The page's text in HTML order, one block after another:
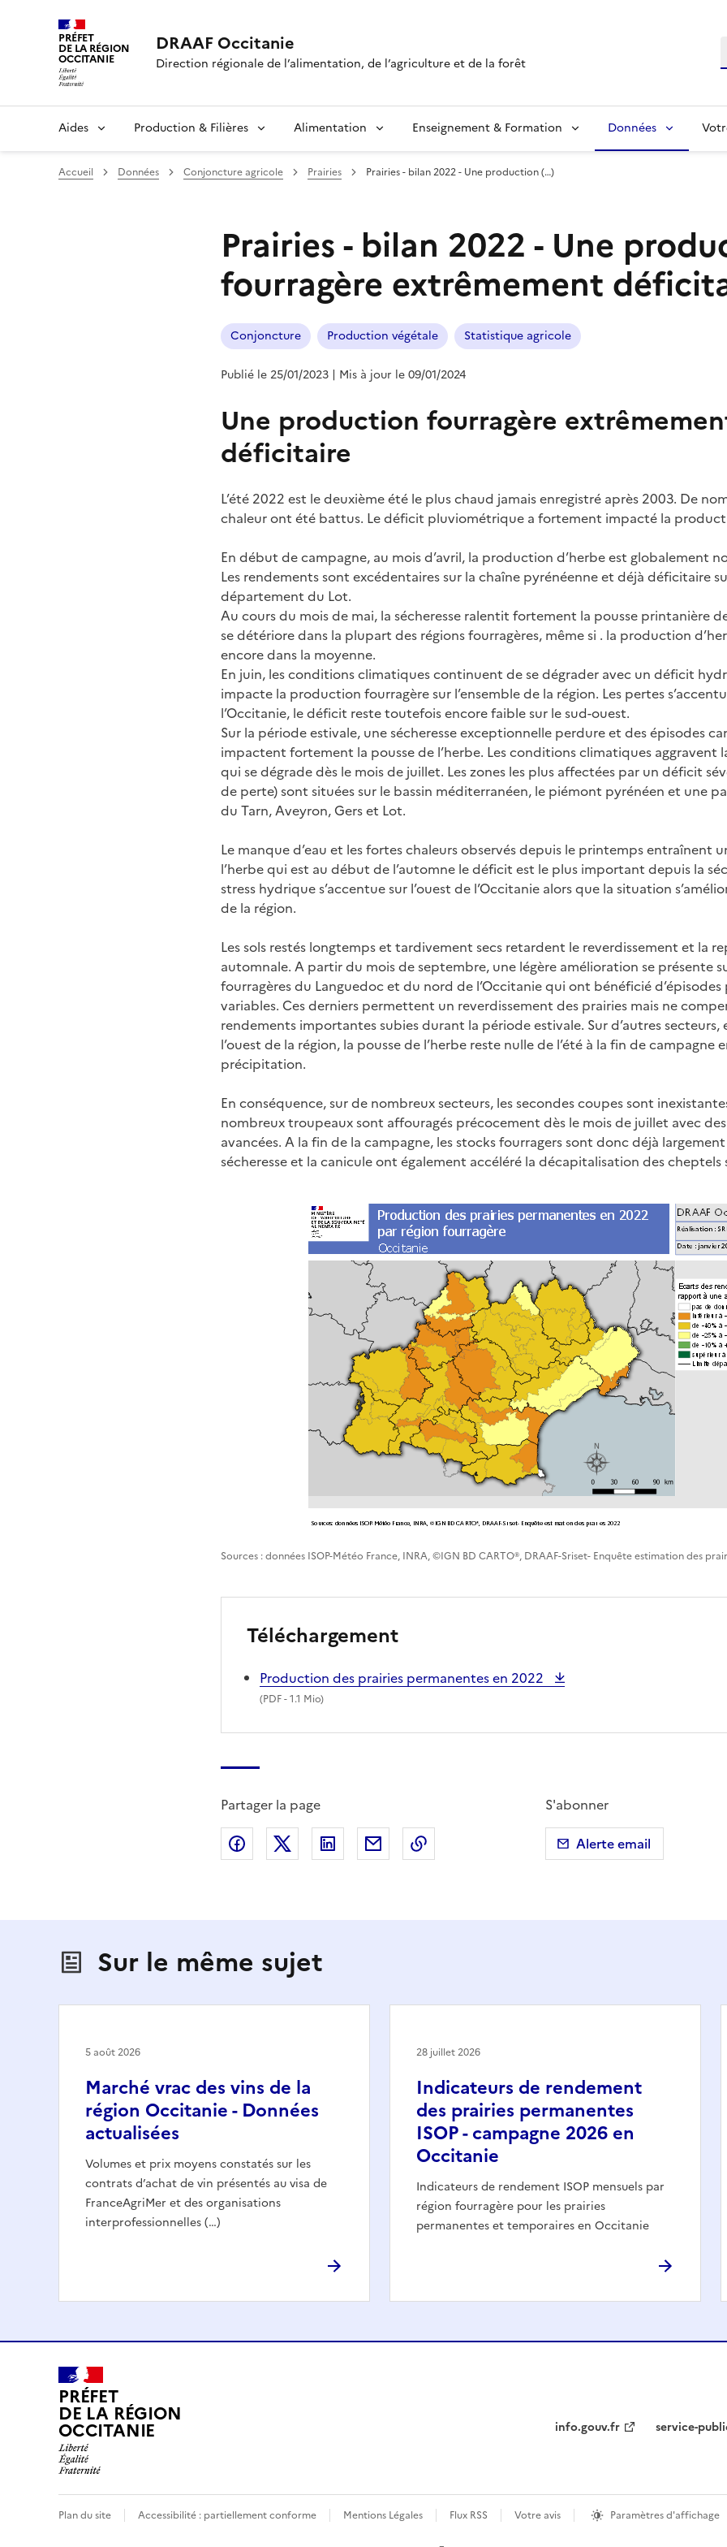
PRÉFET
DE LA RÉGION
OCCITANIE
DRAAF Occitanie
Direction régionale de l’alimentation, de l’agriculture et de la forêt
Aides Production & Filières Alimentation Enseignement & Formation Données
Accueil Données Conjoncture agricole Prairies Prairies - bilan 2022 - Une production (…)
Prairies - bilan 2022 - Une
fourragère extrêmement
Conjoncture Production végétale Statistique agricole
Publié le 25/01/2023 | Mis à jour le 09/01/2024
Une production fourragère
déficitaire
L’été 2022 est le deuxième été le plus chaud jamais enregistré après 2003. De
chaleur ont été battus. Le déficit pluviométrique a fortement impacté la
En début de campagne, au mois d’avril, la production d’herbe est globalement
Les rendements sont excédentaires sur la chaîne pyrénéenne et déjà déficitaire
département du Lot.
Au cours du mois de mai, la sécheresse ralentit fortement la pousse printanière
se détériore dans la plupart des régions fourragères, même si . la production
encore dans la moyenne.
En juin, les conditions climatiques continuent de se dégrader avec un déficit
impacte la production fourragère sur l’ensemble de la région. Les pertes
l’Occitanie, le déficit reste toutefois encore faible sur le sud-ouest.
Sur la période estivale, une sécheresse exceptionnelle perdure et des épisodes
impactent fortement la pousse de l’herbe. Les conditions climatiques aggravent
qui se dégrade dès le mois de juillet. Les zones les plus affectées par un déficit
de perte) sont situées sur le bassin méditerranéen, le piémont pyrénéen et une
du Tarn, Aveyron, Gers et Lot.
Le manque d’eau et les fortes chaleurs observés depuis le printemps entraînent
l’herbe qui est au début de l’automne le déficit est le plus important depuis la
stress hydrique s’accentue sur l’ouest de l’Occitanie alors que la situation
de la région.
Les sols restés longtemps et tardivement secs retardent le reverdissement et la
automnale. A partir du mois de septembre, une légère amélioration se présente
fourragères du Languedoc et du nord de l’Occitanie qui ont bénéficié
variables. Ces derniers permettent un reverdissement des prairies mais ne
rendements importantes subies durant la période estivale. Sur d’autres secteurs,
l’ouest de la région, la pousse de l’herbe reste nulle de l’été à la fin de campagne
précipitation.
En conséquence, sur de nombreux secteurs, les secondes coupes sont
nombreux troupeaux sont affouragés précocement dès le mois de juillet avec des
avancées. A la fin de la campagne, les stocks fourragers sont donc déjà
sécheresse et la canicule ont également accéléré la décapitalisation des cheptels
Sources : données ISOP-Météo France, INRA, ©IGN BD CARTO®, DRAAF-Sriset- Enquête estimation des
Téléchargement
Production des prairies permanentes en 2022
(PDF- 1.1 Mio)
Partager la page
Partager sur Facebook
Partager sur X (anciennement Twitter)
Partager sur LinkedIn
Partager par emailCopier dans le presse-papier
S'abonner
Alerte email
Sur le même sujet
Marché vrac des vins de la
région Occitanie - Données
actualisées
Volumes et prix moyens constatés sur les
contrats d’achat de vin présentés au visa de
FranceAgriMer et des organisations
interprofessionnelles (…)
5 août 2026
Indicateurs de rendement
des prairies permanentes
ISOP - campagne 2026 en
Occitanie
Indicateurs de rendement ISOP mensuels par
région fourragère pour les prairies
permanentes et temporaires en Occitanie
28 juillet 2026
PRÉFET
DE LA RÉGION
OCCITANIE info.gouv.fr service-
Plan du site Accessibilité : partiellement conforme Mentions Légales Flux RSS Votre avis Paramètres d'affichage